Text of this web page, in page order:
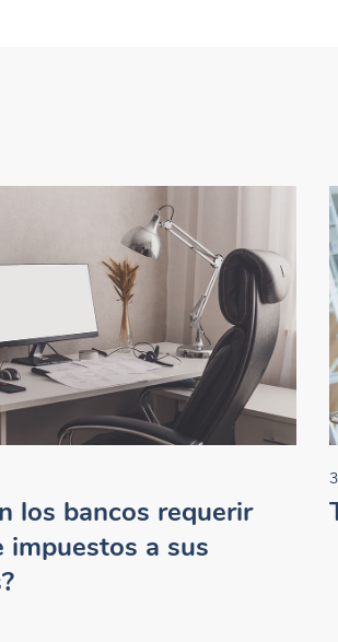
los bancos requerir
impuestos a sus